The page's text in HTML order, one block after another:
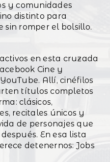
y comunidades
distinto para
romper el bolsillo.
en esta cruzada
Cine y
Allí, cinéfilos
títulos completos
clásicos,
recitales únicos y
de personajes que
En esa lista
detenernos: Jobs